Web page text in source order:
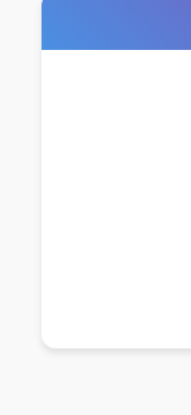
بیمارستان